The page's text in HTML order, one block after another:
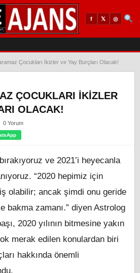
f 𝕏 ◎
Çocukları İkizler ve Yay Burçları Olacak!
ÇOCUKLARI İKIZLER
OLACAK!
0 Yorum
ve 2021’i heyecanla
“2020 hepimiz için
olabilir; ancak şimdi onu geride
bakma zamanı.” diyen Astrolog
2020 yılının bitmesine yakın
merak edilen konulardan biri
hakkında önemli